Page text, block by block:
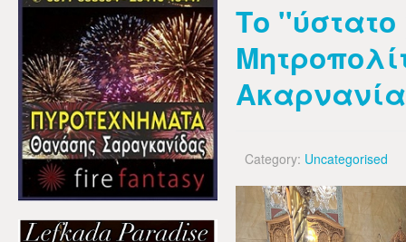
Το
Category: Uncategorised